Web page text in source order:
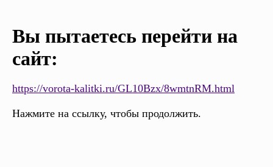
Вы пытаетесь перейти на
сайт:
https://vorota-kalitki.ru/GL10Bzx/8wmtnRM.html
Нажмите на ссылку, чтобы продолжить.